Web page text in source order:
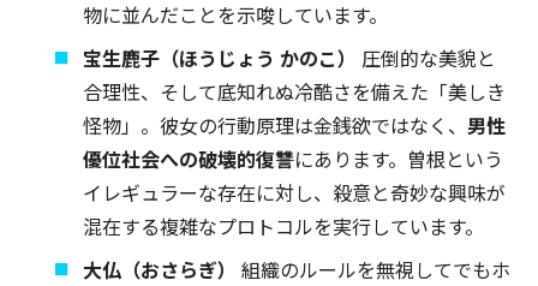
物に並んだことを示唆しています。
宝生鹿子（ほうじょう かのこ）
圧倒的な美貌と
合理性、そして底知れぬ冷酷さを備えた「美しき
怪物」。彼女の行動原理は金銭欲ではなく、 男性
優位社会への破壊的復讐にあります。曽根という
イレギュラーな存在に対し、殺意と奇妙な興味が
混在する複雑なプロトコルを実行しています。
大仏（おさらぎ）
組織のルールを無視してでもホ